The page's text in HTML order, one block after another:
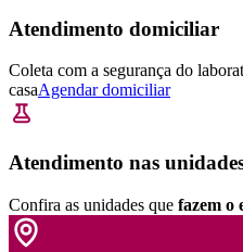
Atendimento domiciliar
Coleta com a segurança do
casaAgendar domiciliar
Atendimento nas
Confira as unidades que fazem o